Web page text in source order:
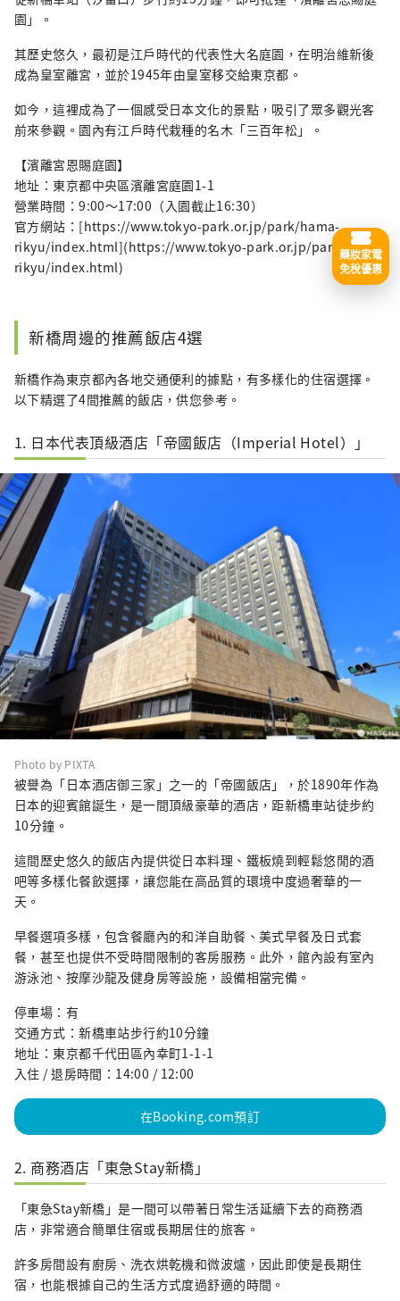
園」。
其歷史悠久，最初是江戶時代的代表性大名庭園，在明治維新後
成為皇室離宮，並於1945年由皇室移交給東京都。
如今，這裡成為了一個感受日本文化的景點，吸引了眾多觀光客
前來參觀。園內有江戶時代栽種的名木「三百年松」。
【濱離宮恩賜庭園】
地址：東京都中央區濱離宮庭園1-1
營業時間：9:00～17:00（入園截止16:30）
官方網站：[https://www.tokyo-park.or.jp/park/hama-
rikyu/index.html](https://www.tokyo-park.or.jp/park/hama-
rikyu/index.html)
新橋周邊的推薦飯店4選
新橋作為東京都內各地交通便利的據點，有多樣化的住宿選擇。
以下精選了4間推薦的飯店，供您參考。
1. 日本代表頂級酒店「帝國飯店（Imperial Hotel）」
Photo by PIXTA
被譽為「日本酒店御三家」之一的「帝國飯店」，於1890年作為
日本的迎賓館誕生，是一間頂級豪華的酒店，距新橋車站徒步約
10分鐘。
這間歷史悠久的飯店內提供從日本料理、鐵板燒到輕鬆悠閒的酒
吧等多樣化餐飲選擇，讓您能在高品質的環境中度過奢華的一
天。
早餐選項多樣，包含餐廳內的和洋自助餐、美式早餐及日式套
餐，甚至也提供不受時間限制的客房服務。此外，館內設有室內
游泳池、按摩沙龍及健身房等設施，設備相當完備。
停車場：有
交通方式：新橋車站步行約10分鐘
地址：東京都千代田區內幸町1-1-1
入住 / 退房時間：14:00 / 12:00
在Booking.com預訂
2. 商務酒店「東急Stay新橋」
「東急Stay新橋」是一間可以帶著日常生活延續下去的商務酒
店，非常適合簡單住宿或長期居住的旅客。
許多房間設有廚房、洗衣烘乾機和微波爐，因此即使是長期住
宿，也能根據自己的生活方式度過舒適的時間。
藥妝家電
免稅優惠